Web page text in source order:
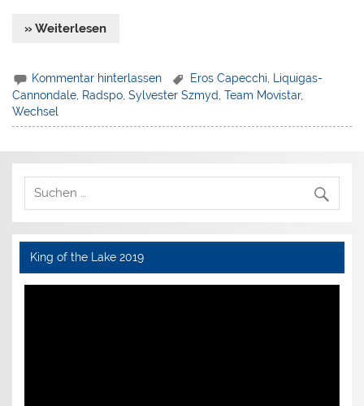
» Weiterlesen
Kommentar hinterlassen Eros Capecchi
Liquigas-
Cannondale, Radspo,Sylvester Szmyd,Team Movistar,
Wechsel
King of the Lake 2019
Video-